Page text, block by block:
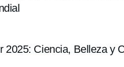
2025: Ciencia, Belleza y